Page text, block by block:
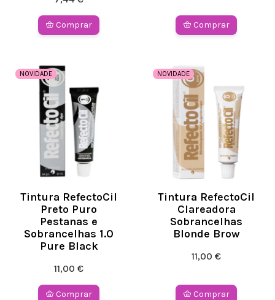
Comprar Comprar
NOVIDADE
Tintura RefectoCil
Preto Puro
Pestanas e
Sobrancelhas 1.0
Pure Black
11,00 €
Comprar
NOVIDADE
Tintura RefectoCil
Clareadora
Sobrancelhas
Blonde Brow
11,00 €
Comprar